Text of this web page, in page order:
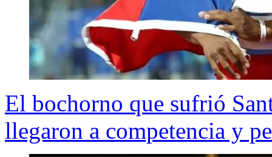
El bochorno que sufrió
llegaron a competencia y